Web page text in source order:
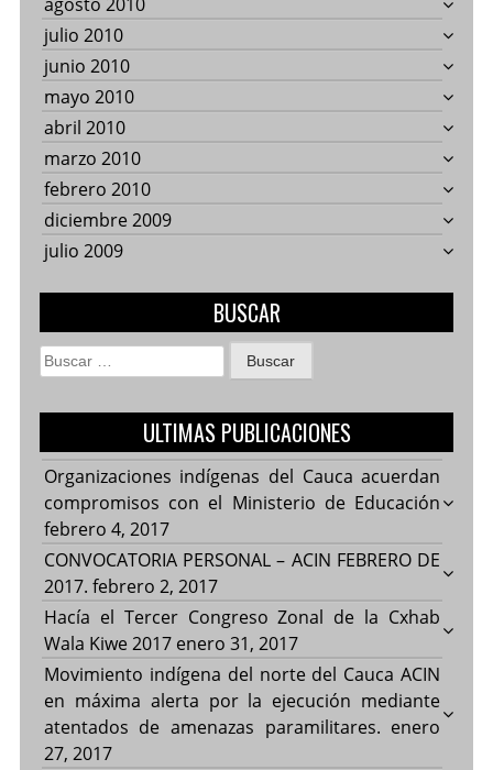
julio 2010
junio 2010
mayo 2010
abril 2010
marzo 2010
febrero 2010
diciembre 2009
julio 2009
BUSCAR
Buscar:
ULTIMAS PUBLICACIONES
Organizaciones indígenas del Cauca acuerdan
compromisos con el Ministerio de Educación
febrero 4, 2017
CONVOCATORIA PERSONAL – ACIN FEBRERO DE
2017. febrero 2, 2017
Hacía el Tercer Congreso Zonal de la Cxhab
Wala Kiwe 2017 enero 31, 2017
Movimiento indígena del norte del Cauca ACIN
en máxima alerta por la ejecución mediante
atentados de amenazas paramilitares. enero
27, 2017